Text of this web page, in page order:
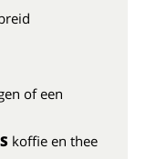
of een
koffie en thee